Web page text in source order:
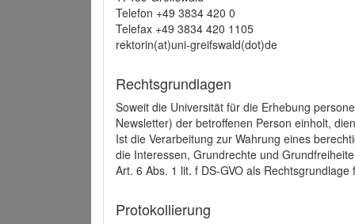
Telefon +49 3834 420 0
Telefax +49 3834 420 1105
rektorin(at)uni-greifswald(dot)de
Rechtsgrundlagen
Soweit die Universität für die Erhebung
Newsletter) der betroffenen Person einholt,
Ist die Verarbeitung zur Wahrung eines
die Interessen, Grundrechte und
Art. 6 Abs. 1 lit. f DS-GVO als
Protokollierung